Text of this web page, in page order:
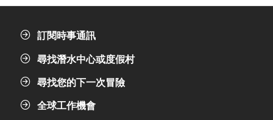
訂閱時事通訊
尋找潛水中心或度假村
尋找您的下一次冒險
全球工作機會